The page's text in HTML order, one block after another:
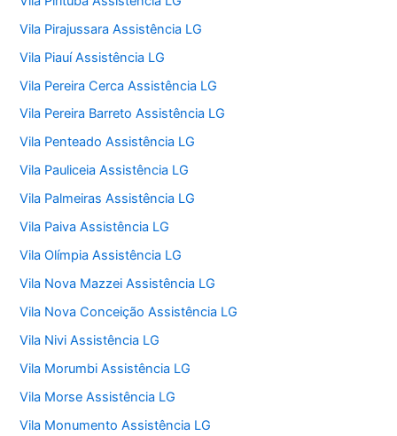
Vila Pirajussara Assistência LG
Vila Piauí Assistência LG
Vila Pereira Cerca Assistência LG
Vila Pereira Barreto Assistência LG
Vila Penteado Assistência LG
Vila Pauliceia Assistência LG
Vila Palmeiras Assistência LG
Vila Paiva Assistência LG
Vila Olímpia Assistência LG
Vila Nova Mazzei Assistência LG
Vila Nova Conceição Assistência LG
Vila Nivi Assistência LG
Vila Morumbi Assistência LG
Vila Morse Assistência LG
Vila Monumento Assistência LG